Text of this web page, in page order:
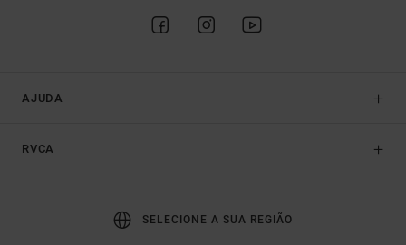
AJUDA
RVCA
SELECIONE A SUA REGIÃO